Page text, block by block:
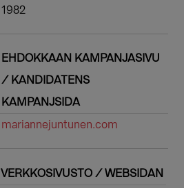
1982
EHDOKKAAN KAMPANJASIVU
/ KANDIDATENS
KAMPANJSIDA
mariannejuntunen.com
VERKKOSIVUSTO / WEBSIDAN